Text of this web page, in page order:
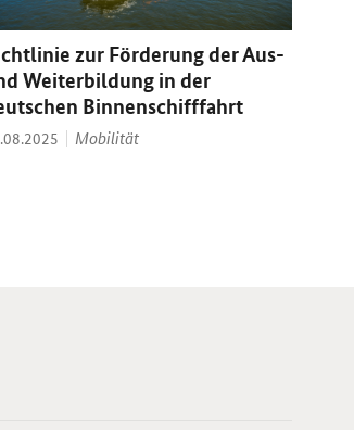
zur Förderung der Aus-
Weiterbildung in der
Binnenschifffahrt
Thema:
Mobilität